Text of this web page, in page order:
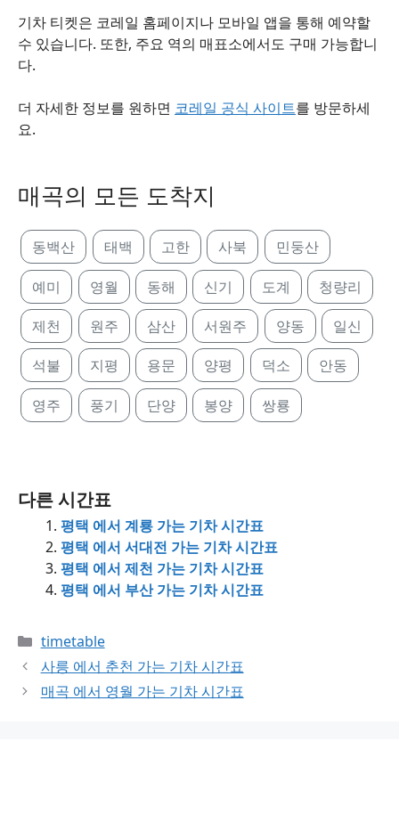
기차 티켓은 코레일 홈페이지나 모바일 앱을 통해 예약할
수 있습니다. 또한, 주요 역의 매표소에서도 구매 가능합니
다.
더 자세한 정보를 원하면 코레일 공식 사이트를 방문하세
요.
매곡의 모든 도착지
동백산 태백 고한 사북 민둥산
예미 영월 동해 신기 도계 청량리
제천 원주 삼산 서원주 양동 일신
석불 지평 용문 양평 덕소 안동
영주 풍기 단양 봉양 쌍룡
다른 시간표
평택 에서 계룡 가는 기차 시간표
평택 에서 서대전 가는 기차 시간표
평택 에서 제천 가는 기차 시간표
평택 에서 부산 가는 기차 시간표
Categories
timetable
사릉 에서 춘천 가는 기차 시간표
매곡 에서 영월 가는 기차 시간표